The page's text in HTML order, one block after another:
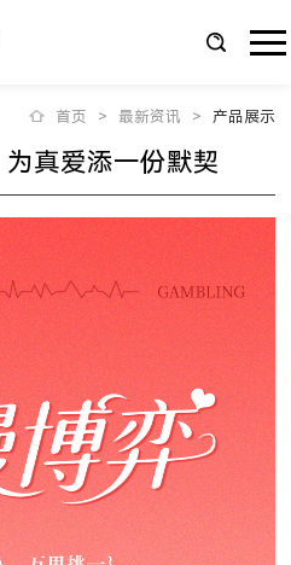
首页 > 最新资讯 > 产品展示
真爱添一份默契